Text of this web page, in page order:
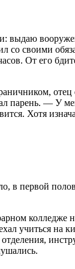
выдаю
со своими
От его
парень. — У
Хотя
в первой
колледже
учиться на
отделения,